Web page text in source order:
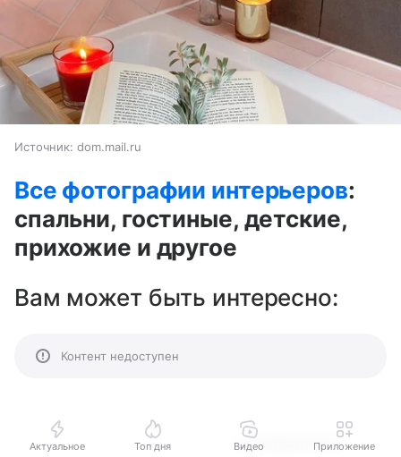
Источник: dom.mail.ru
Все фотографии интерьеров:
спальни, гостиные, детские,
прихожие и другое
Вам может быть интересно:
Контент недоступен
Поделиться
Актуальное Топ дня Видео Приложение